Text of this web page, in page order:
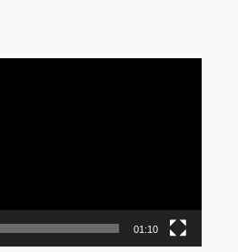
01:10